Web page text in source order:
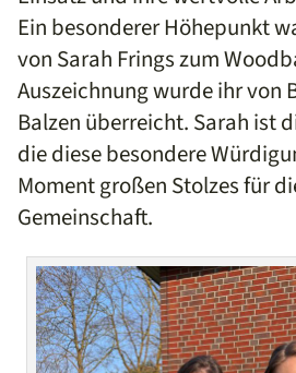
Ein besonderer Höhepunkt
von Sarah Frings zum
Auszeichnung wurde ihr von
Balzen überreicht. Sarah ist
die diese besondere
Moment großen Stolzes für
Gemeinschaft.